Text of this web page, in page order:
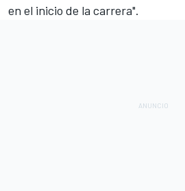
en el inicio de la carrera".